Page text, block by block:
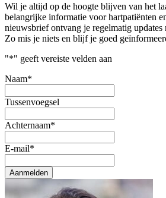
Wil je altijd op de hoogte blijven van het
belangrijke informatie voor hartpatiënten
nieuwsbrief ontvang je regelmatig updates
Zo mis je niets en blijf je goed
"*" geeft vereiste velden aan
Naam*
Tussenvoegsel
Achternaam*
E-mail*
Aanmelden